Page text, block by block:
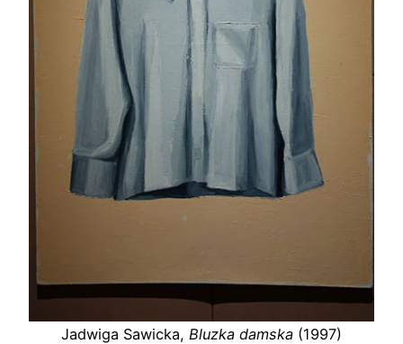
Jadwiga Sawicka, Bluzka damska (1997)